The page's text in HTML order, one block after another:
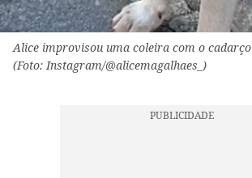
Alice improvisou uma coleira com o
(Foto: Instagram/@alicemagalhaes_)